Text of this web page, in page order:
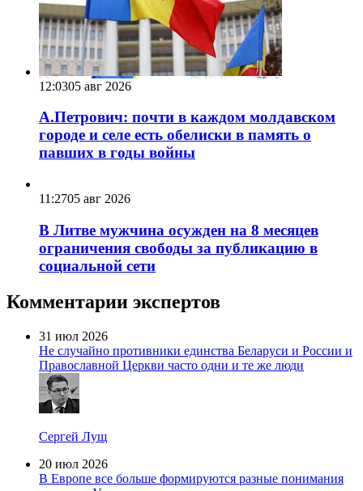
12:0305 авг 2026
А.Петрович: почти в каждом молдавском
городе и селе есть обелиски в память о
павших в годы войны
11:2705 авг 2026
В Литве мужчина осужден на 8 месяцев
ограничения свободы за публикацию в
социальной сети
Комментарии экспертов
31 июл 2026
Не случайно противники единства Беларуси и России и
Православной Церкви часто одни и те же люди
Сергей Лущ
20 июл 2026
В Европе все больше формируются разные понимания